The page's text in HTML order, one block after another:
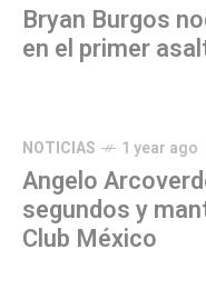
Bryan Burgos
en el primer
NOTICIAS 1 year ago
Angelo
segundos y
Club México